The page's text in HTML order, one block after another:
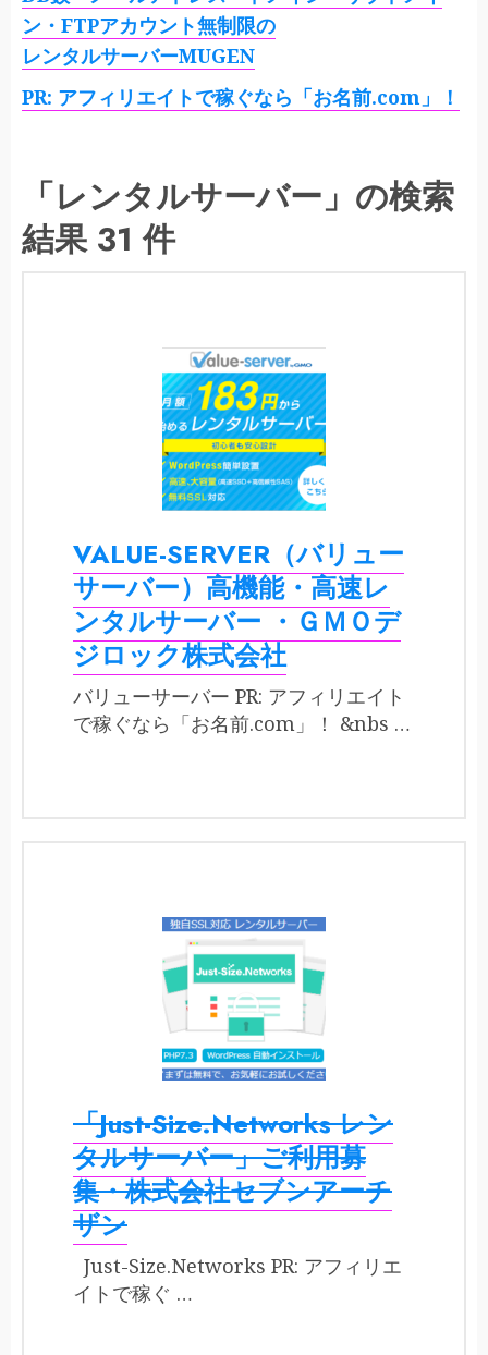
ン・FTPアカウント無制限の
レンタルサーバーMUGEN
PR: アフィリエイトで稼ぐなら「お名前.com」！
「レンタルサーバー」の検索
結果 31 件
VALUE-SERVER（バリュー
サーバー）高機能・高速レ
ンタルサーバー ・ＧＭＯデ
ジロック株式会社
バリューサーバー PR: アフィリエイト
で稼ぐなら「お名前.com」！ &nbs …
「Just-Size.Networks レン
タルサーバー」ご利用募
集・株式会社セブンアーチ
ザン
Just-Size.Networks PR: アフィリエ
イトで稼ぐ …